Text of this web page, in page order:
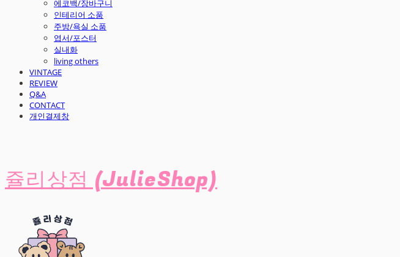
에코백/장바구니
인테리어 소품
주방/욕실 소품
엽서/포스터
실내화
living others
VINTAGE
REVIEW
Q&A
CONTACT
개인결제창
쥴리상점 (JulieShop)